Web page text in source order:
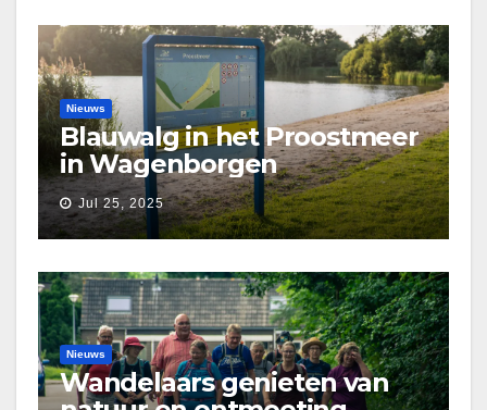
Nieuws
Blauwalg in het Proostmeer
in Wagenborgen
Jul 25, 2025
Nieuws
Wandelaars genieten van